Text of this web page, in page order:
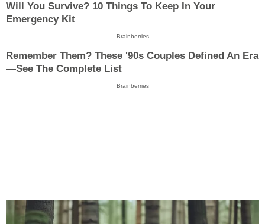
Will You Survive? 10 Things To Keep In Your
Emergency Kit
Brainberries
Remember Them? These '90s Couples Defined An Era
—See The Complete List
Brainberries